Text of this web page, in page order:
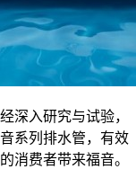
入研究与试验，
系列排水管，有效
消费者带来福音。